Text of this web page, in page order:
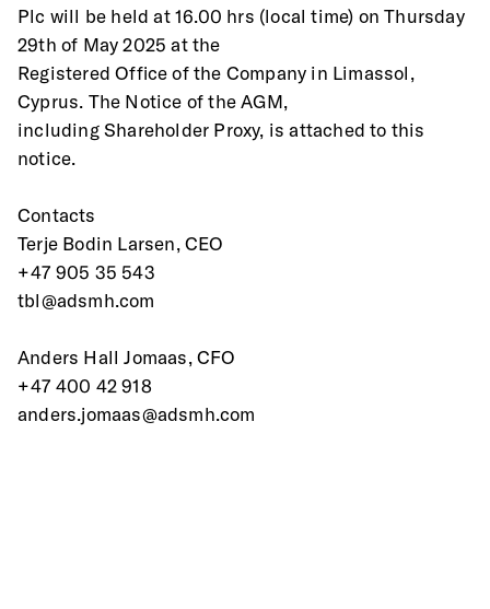
Plc will be held at 16.00 hrs (local time) on Thursday
29th of May 2025 at the
Registered Office of the Company in Limassol,
Cyprus. The Notice of the AGM,
including Shareholder Proxy, is attached to this
notice.
Contacts
Terje Bodin Larsen, CEO
+47 905 35 543
tbl@adsmh.com
Anders Hall Jomaas, CFO
+47 400 42 918
anders.jomaas@adsmh.com